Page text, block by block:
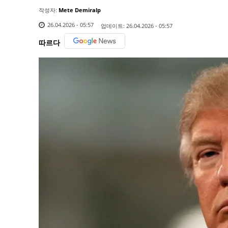
작성자: Mete Demiralp
26.04.2026 - 05:57
업데이트: 26.04.2026 - 05:57
따르다